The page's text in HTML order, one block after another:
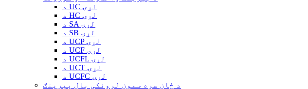
د UC لړۍ
د HC لړۍ
د SA لړۍ
د SB لړۍ
د UCP لړۍ
د UCF لړۍ
د UCFL لړۍ
د UCT لړۍ
د UCFC لړۍ
د ځان سره سمون لرونکی بال بیرینګ